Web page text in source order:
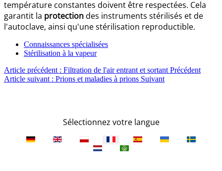
température constantes doivent être respectées. Cela
garantit la protectiondes instruments stérilisés et de
l'autoclave, ainsi qu'une stérilisation reproductible.
Connaissances spécialisées
Stérilisation à la vapeur
Article précédent : Filtration de l'air entrant et sortant Précédent
Article suivant : Prions et maladies à prions Suivant
Sélectionnez votre langue